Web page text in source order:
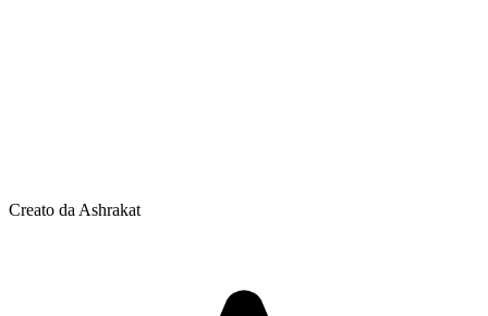
Creato da Ashrakat